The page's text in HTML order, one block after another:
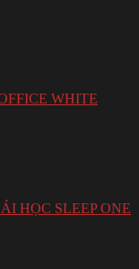
WHITE
HỌC SLEEP ONE